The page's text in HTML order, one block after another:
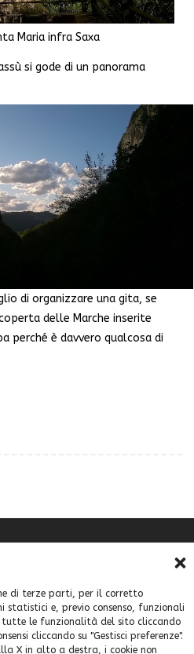
di terze parti, per il corretto
e, previo consenso, funzionali
le funzionalità del sito cliccando
cliccando su "Gestisci preferenze".
X in alto a destra, i cookie non
Maria infra Saxa
si gode di un panorama
di organizzare una gita, se
delle Marche inserite
perché è davvero qualcosa di
Policy (UE)
Feste e sagre
Home